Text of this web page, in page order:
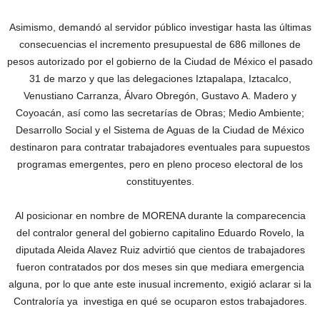
Asimismo, demandó al servidor público investigar hasta las últimas
consecuencias el incremento presupuestal de 686 millones de
pesos autorizado por el gobierno de la Ciudad de México el pasado
31 de marzo y que las delegaciones Iztapalapa, Iztacalco,
Venustiano Carranza, Álvaro Obregón, Gustavo A. Madero y
Coyoacán, así como las secretarías de Obras; Medio Ambiente;
Desarrollo Social y el Sistema de Aguas de la Ciudad de México
destinaron para contratar trabajadores eventuales para supuestos
programas emergentes, pero en pleno proceso electoral de los
constituyentes.
Al posicionar en nombre de MORENA durante la comparecencia
del contralor general del gobierno capitalino Eduardo Rovelo, la
diputada Aleida Alavez Ruiz advirtió que cientos de trabajadores
fueron contratados por dos meses sin que mediara emergencia
alguna, por lo que ante este inusual incremento, exigió aclarar si la
Contraloría ya investiga en qué se ocuparon estos trabajadores.